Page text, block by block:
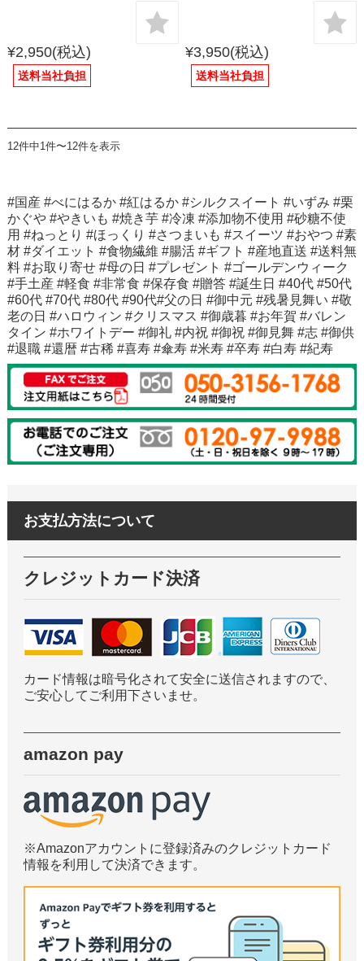
¥2,950(税込)
送料当社負担
¥3,950(税込)
送料当社負担
12件中1件〜12件を表示
#国産 #べにはるか #紅はるか #シルクスイート #いずみ #栗
かぐや #やきいも #焼き芋 #冷凍 #添加物不使用 #砂糖不使
用 #ねっとり #ほっくり #さつまいも #スイーツ #おやつ #素
材 #ダイエット #食物繊維 #腸活 #ギフト #産地直送 #送料無
料 #お取り寄せ #母の日 #プレゼント #ゴールデンウィーク
#手土産 #軽食 #非常食 #保存食 #贈答 #誕生日 #40代 #50代
#60代 #70代 #80代 #90代#父の日 #御中元 #残暑見舞い #敬
老の日 #ハロウィン #クリスマス #御歳暮 #お年賀 #バレン
タイン #ホワイトデー #御礼 #内祝 #御祝 #御見舞 #志 #御供
#退職 #還暦 #古稀 #喜寿 #傘寿 #米寿 #卒寿 #白寿 #紀寿
お支払方法について
クレジットカード決済
カード情報は暗号化されて安全に送信されますので、
ご安心してご利用下さいませ。
amazon pay
※Amazonアカウントに登録済みのクレジットカード
情報を利用して決済できます。